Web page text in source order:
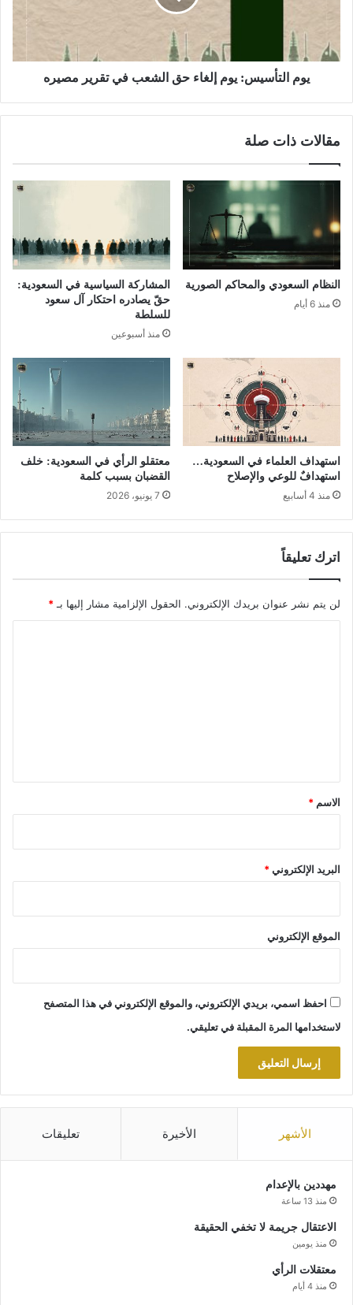
يوم التأسيس: يوم إلغاء حق الشعب في تقرير مصيره
مقالات ذات صلة
النظام السعودي والمحاكم الصورية
منذ 6 أيام
المشاركة السياسية في السعودية:
حقّ يصادره احتكار آل سعود
للسلطة
منذ أسبوعين
استهداف العلماء في السعودية…
استهدافٌ للوعي والإصلاح
منذ 4 أسابيع
معتقلو الرأي في السعودية: خلف
القضبان بسبب كلمة
7 يونيو، 2026
اترك تعليقاً
لن يتم نشر عنوان بريدك الإلكتروني. الحقول الإلزامية مشار إليها بـ*
*
الاسم *
البريد الإلكتروني*
الموقع الإلكتروني
احفظ اسمي، بريدي الإلكتروني، والموقع الإلكتروني في هذا المتصفح
لاستخدامها المرة المقبلة في تعليقي.
الأشهر الأخيرة تعليقات
مهددين بالإعدام
منذ 13 ساعة
الاعتقال جريمة لا تخفي الحقيقة
منذ يومين
معتقلات الرأي
منذ 4 أيام